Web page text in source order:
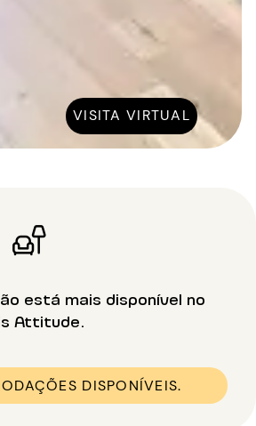
VISITA VIRTUAL
está mais disponível no
Attitude.
DISPONÍVEIS.